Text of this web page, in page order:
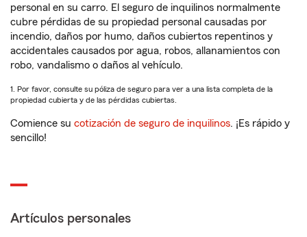
personal en su carro. El seguro de inquilinos normalmente
cubre pérdidas de su propiedad personal causadas por
incendio, daños por humo, daños cubiertos repentinos y
accidentales causados por agua, robos, allanamientos con
robo, vandalismo o daños al vehículo.
1. Por favor, consulte su póliza de seguro para ver a una lista completa de la
propiedad cubierta y de las pérdidas cubiertas.
Comience su cotización de seguro de inquilinos. ¡Es rápido y
sencillo!
Artículos personales